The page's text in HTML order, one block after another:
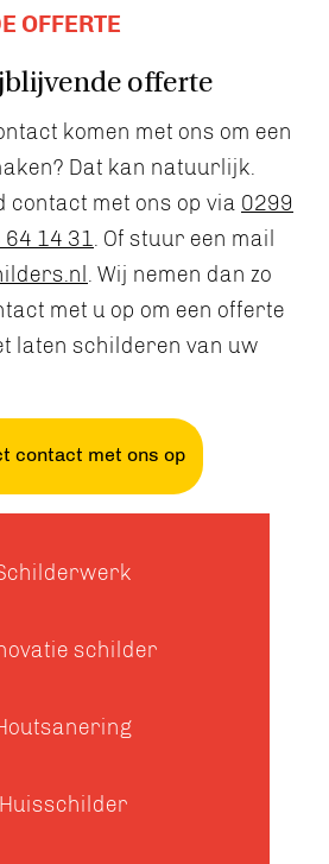
OFFERTE
offerte
komen met ons om een
Dat kan natuurlijk.
contact met ons op via 0299
64 14 31. Of stuur een mail
. Wij nemen dan zo
met u op om een offerte
laten schilderen van uw
contact met ons op
schilder
Huisschilder